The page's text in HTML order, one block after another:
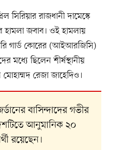
সিরিয়ার রাজধানী দামেস্কে
হামলা জবাব। ওই হামলায়
গার্ড কোরের (আইআরজিসি)
মধ্যে ছিলেন শীর্ষস্থানীয়
মোহাম্মদ রেজা জাহেদিও।
বাসিন্দাদের গভীর
আনুমানিক ২০
রয়েছেন।